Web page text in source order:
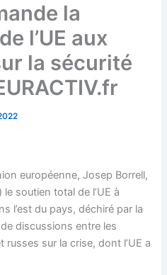
la
l’UE aux
la sécurité
européenne, Josep Borrell,
soutien total de l’UE à
l’est du pays, déchiré par la
de discussions entre les
sur la crise, dont l’UE a